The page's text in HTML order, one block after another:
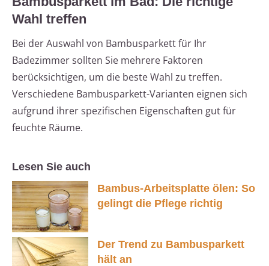
Wahl treffen
Bei der Auswahl von Bambusparkett für Ihr
Badezimmer sollten Sie mehrere Faktoren
berücksichtigen, um die beste Wahl zu treffen.
Verschiedene Bambusparkett-Varianten eignen sich
aufgrund ihrer spezifischen Eigenschaften gut für
feuchte Räume.
Lesen Sie auch
Bambus-Arbeitsplatte ölen: So
gelingt die Pflege richtig
Der Trend zu Bambusparkett
hält an